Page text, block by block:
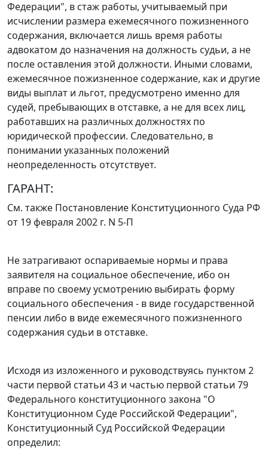
Федерации", в стаж работы, учитываемый при
исчислении размера ежемесячного пожизненного
содержания, включается лишь время работы
адвокатом до назначения на должность судьи, а не
после оставления этой должности. Иными словами,
ежемесячное пожизненное содержание, как и другие
виды выплат и льгот, предусмотрено именно для
судей, пребывающих в отставке, а не для всех лиц,
работавших на различных должностях по
юридической профессии. Следовательно, в
понимании указанных положений
неопределенность отсутствует.
ГАРАНТ:
См. также Постановление Конституционного Суда РФ
от 19 февраля 2002 г. N 5-П
Не затрагивают оспариваемые нормы и права
заявителя на социальное обеспечение, ибо он
вправе по своему усмотрению выбирать форму
социального обеспечения - в виде государственной
пенсии либо в виде ежемесячного пожизненного
содержания судьи в отставке.
Исходя из изложенного и руководствуясь пунктом 2
части первой статьи 43 и частью первой статьи 79
Федерального конституционного закона "О
Конституционном Суде Российской Федерации",
Конституционный Суд Российской Федерации
определил: